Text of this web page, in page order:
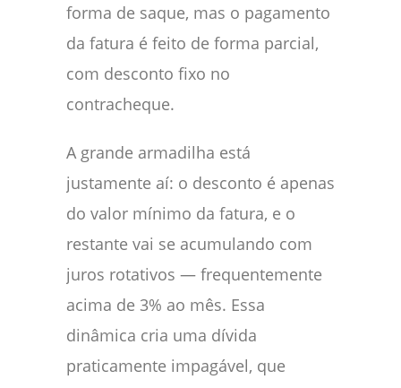
forma de saque, mas o pagamento
da fatura é feito de forma parcial,
com desconto fixo no
contracheque.
A grande armadilha está
justamente aí: o desconto é apenas
do valor mínimo da fatura, e o
restante vai se acumulando com
juros rotativos — frequentemente
acima de 3% ao mês. Essa
dinâmica cria uma dívida
praticamente impagável, que